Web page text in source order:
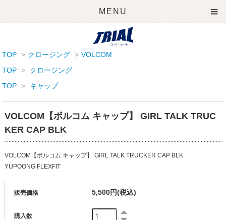
MENU
TOP > クロージング > VOLCOM
TOP >
クロージング
TOP > キャップ
VOLCOM【ボルコム キャップ】 GIRL TALK TRUC
KER CAP BLK
VOLCOM【ボルコム キャップ】 GIRL TALK TRUCKER CAP BLK
YUPOONG FLEXFIT
販売価格 5,500円(税込)
購入数